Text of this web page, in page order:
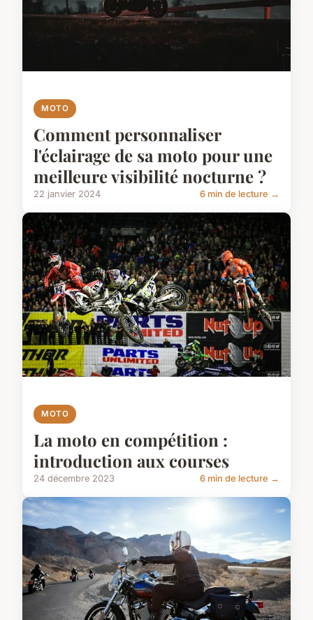
MOTO
Comment personnaliser
l'éclairage de sa moto pour une
meilleure visibilité nocturne ?
22 janvier 2024 6 min de lecture →
MOTO
La moto en compétition :
introduction aux courses
24 décembre 2023 6 min de lecture →